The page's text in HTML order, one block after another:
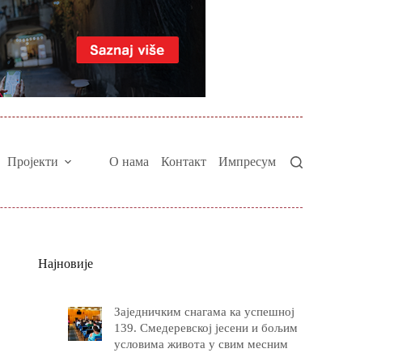
Пројекти О нама Контакт Импресум
Најновије
Заједничким снагама ка успешној
139. Смедеревској јесени и бољим
условима живота у свим месним